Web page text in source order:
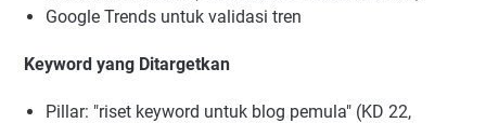
Google Trends untuk validasi tren
Keyword yang Ditargetkan
Pillar: "riset keyword untuk blog pemula" (KD 22,